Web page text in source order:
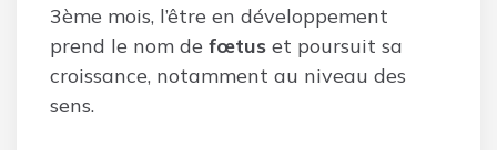
3ème mois, l’être en développement
prend le nom de fœtus et poursuit sa
croissance, notamment au niveau des
sens.